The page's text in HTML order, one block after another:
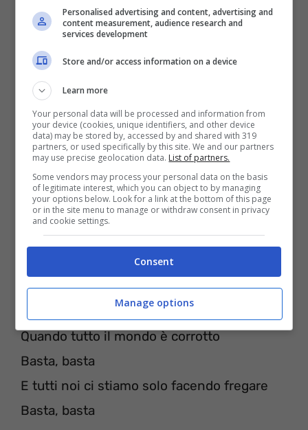
It’s enough, it’s enough, it’s enough
And the system you cannot trust
It’s enough, it’s enough
When the whole wide world is corrupt
And we all are just getting fucked
It’s enough, it’s enough
Del sistema di cui non ti puoi fidare
Quando tutto il mondo è corrotto
Basta, basta
E tutti noi ci stiamo solo facendo fregare
Basta, basta
Personalised advertising and content, advertising and
content measurement, audience research and
services development
Store and/or access information on a device
Learn more
Your personal data will be processed and information from
your device (cookies, unique identifiers, and other device
data) may be stored by, accessed by and shared with 319
partners, or used specifically by this site. We and our partners
may use precise geolocation data. List of partners.
Some vendors may process your personal data on the basis
of legitimate interest, which you can object to by managing
your options below. Look for a link at the bottom of this page
or in the site menu to manage or withdraw consent in privacy
and cookie settings.
Consent
Manage options